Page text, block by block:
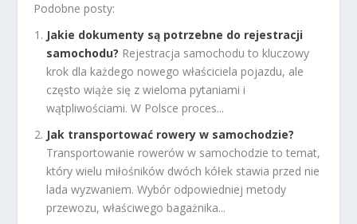
Podobne posty:
Jakie dokumenty są potrzebne do rejestracji
samochodu? Rejestracja samochodu to kluczowy
krok dla każdego nowego właściciela pojazdu, ale
często wiąże się z wieloma pytaniami i
wątpliwościami. W Polsce proces...
Jak transportować rowery w samochodzie?
Transportowanie rowerów w samochodzie to temat,
który wielu miłośników dwóch kółek stawia przed nie
lada wyzwaniem. Wybór odpowiedniej metody
przewozu, właściwego bagażnika...